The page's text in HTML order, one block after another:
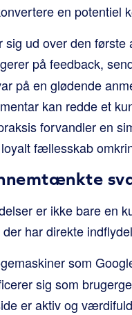
en potentiel
ud over den første
på feedback,
på en glødende
kan redde et
forvandler en
fællesskab
er ikke bare en
har direkte
som
sig som
er aktiv og